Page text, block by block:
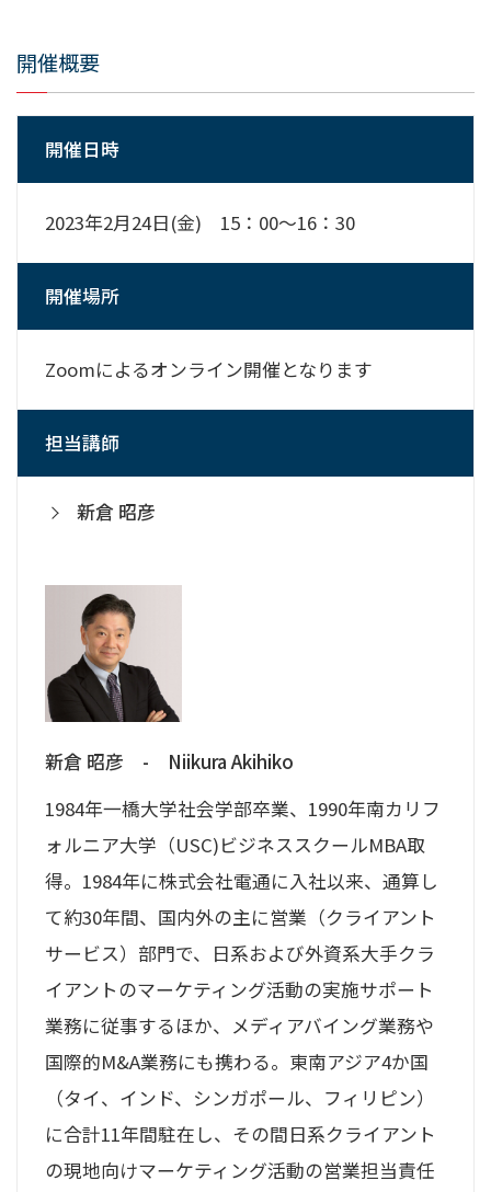
開催概要
開催日時
2023年2月24日(金) 15：00～16：30
開催場所
Zoomによるオンライン開催となります
担当講師
新倉 昭彦
新倉 昭彦
Niikura Akihiko
1984年一橋大学社会学部卒業、1990年南カリフ
ォルニア大学（USC)ビジネススクールMBA取
得。1984年に株式会社電通に入社以来、通算し
て約30年間、国内外の主に営業（クライアント
サービス）部門で、日系および外資系大手クラ
イアントのマーケティング活動の実施サポート
業務に従事するほか、メディアバイング業務や
国際的M&A業務にも携わる。東南アジア4か国
（タイ、インド、シンガポール、フィリピン）
に合計11年間駐在し、その間日系クライアント
の現地向けマーケティング活動の営業担当責任